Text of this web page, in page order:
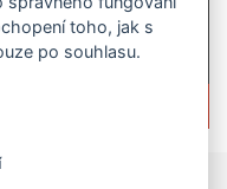
toho, jak s
po souhlasu.